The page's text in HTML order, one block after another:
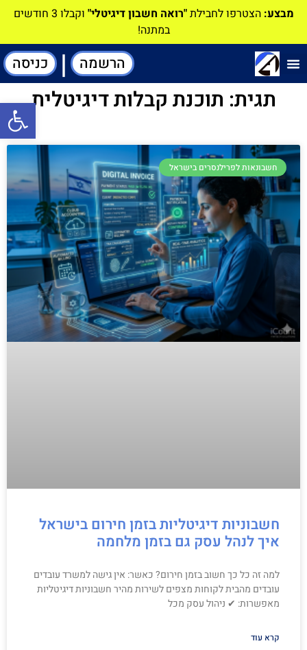
מבצע: הצטרפו לחבילת"רואה חשבון דיגיטלי"
וקבלו 3 חודשים
במתנה!
הרשמה | כניסה
תגית: תוכנת קבלות דיגיטלית
חשבונאות לפרילנסרים בישראל
חשבוניות דיגיטליות בזמן חירום בישראל
איך לנהל עסק גם בזמן מלחמה
למה זה כל כך חשוב בזמן חירום? כאשר: אין גישה למשרד עובדים
עובדים מהבית לקוחות מצפים לשירות מהיר חשבוניות דיגיטליות
מאפשרות: ✔ ניהול עסק מכל
קרא עוד
פתח